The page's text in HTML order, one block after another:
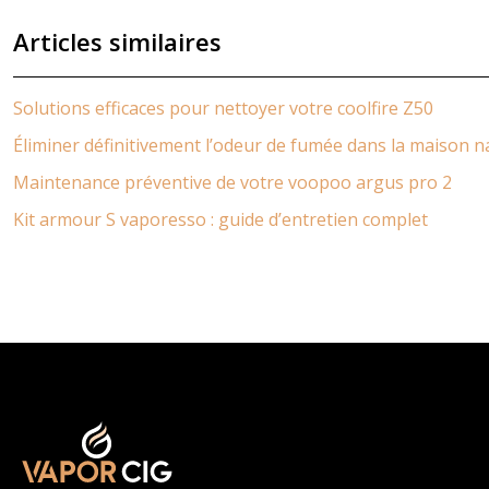
Articles similaires
Solutions efficaces pour nettoyer votre coolfire Z50
Éliminer définitivement l’odeur de fumée dans la maison
Maintenance préventive de votre voopoo argus pro 2
Kit armour S vaporesso : guide d’entretien complet